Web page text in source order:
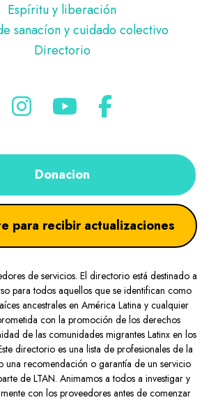
Espíritu y liberación
sanacíon y cuidado colectivo
Directorio
Donacion
para recibir actualizaciones
de servicios. El directorio está destinado a
para todos aquellos que se identifican como
ancestrales en América Latina y cualquier
con la promoción de los derechos
de las comunidades migrantes Latinx en los
directorio es una lista de profesionales de la
una recomendación o garantía de un servicio
de LTAN. Animamos a todos a investigar y
con los proveedores antes de comenzar